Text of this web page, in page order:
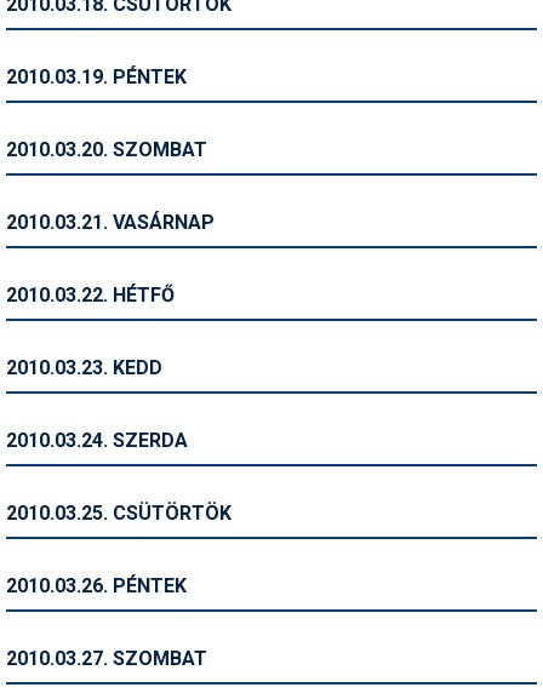
Snowboard
Szakértők
Telemark
Történelem
Utazási tippek
2010.03.19. PÉNTEK
2010.03.20. SZOMBAT
2010.03.21. VASÁRNAP
2010.03.22. HÉTFŐ
2010.03.23. KEDD
2010.03.24. SZERDA
2010.03.25. CSÜTÖRTÖK
2010.03.26. PÉNTEK
2010.03.27. SZOMBAT